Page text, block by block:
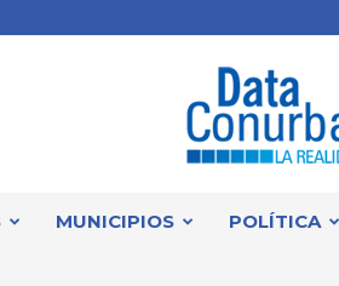
MUNICIPIOS POLÍTICA